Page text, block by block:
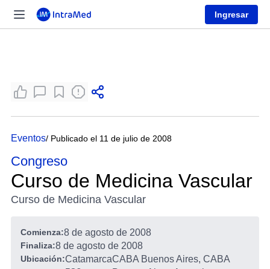
Ingresar
Eventos/ Publicado el 11 de julio de 2008
Congreso
Curso de Medicina Vascular
Curso de Medicina Vascular
Comienza:8 de agosto de 2008
Finaliza:8 de agosto de 2008
Ubicación:CatamarcaCABA Buenos Aires, CABA